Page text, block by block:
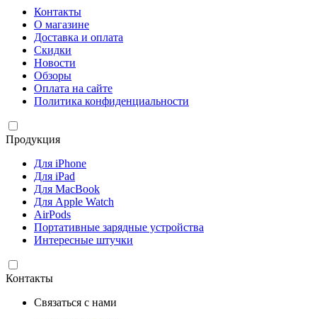
Контакты
О магазине
Доставка и оплата
Скидки
Новости
Обзоры
Оплата на сайте
Политика конфиденциальности
Продукция
Для iPhone
Для iPad
Для MacBook
Для Apple Watch
AirPods
Портативные зарядные устройства
Интересные штучки
Контакты
Связаться с нами